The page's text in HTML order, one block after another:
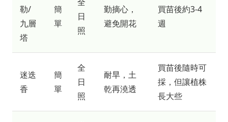
勒/
九層
塔
簡
單
日
照
勤摘心，
避免開花
買苗後約3-4
週
迷迭
香
簡
單
全
日
照
耐旱，土
乾再澆透
買苗後隨時可
採，但讓植株
長大些